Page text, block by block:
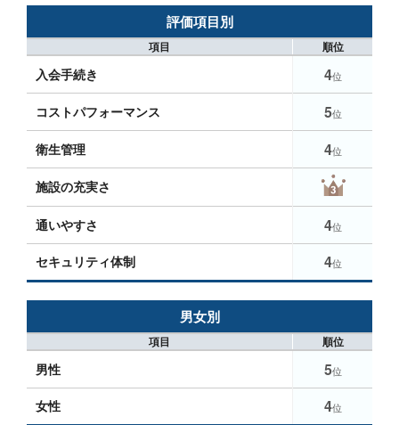
評価項目別
項目 順位
入会手続き 4位
コストパフォーマンス 5位
衛生管理 4位
施設の充実さ
通いやすさ 4位
セキュリティ体制 4位
男女別
項目 順位
男性 5位
女性 4位